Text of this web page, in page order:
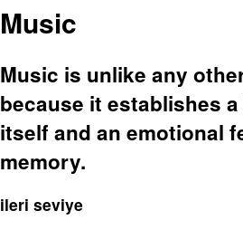
Music
Music is unlike any
because it establishes
itself and an emotional
memory.
ileri seviye